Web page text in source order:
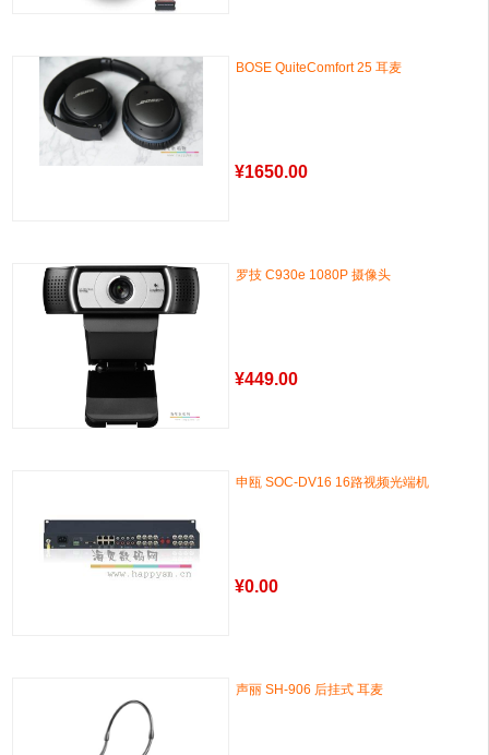
BOSE QuiteComfort 25 耳麦
¥1650.00
罗技 C930e 1080P 摄像头
¥449.00
申瓯 SOC-DV16 16路视频光端机
¥0.00
声丽 SH-906 后挂式 耳麦